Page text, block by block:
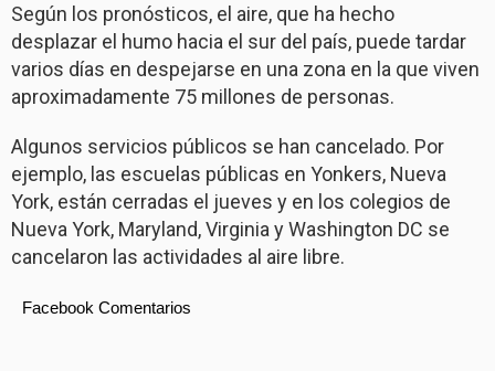
Según los pronósticos, el aire, que ha hecho
desplazar el humo hacia el sur del país, puede tardar
varios días en despejarse en una zona en la que viven
aproximadamente 75 millones de personas.
Algunos servicios públicos se han cancelado. Por
ejemplo, las escuelas públicas en Yonkers, Nueva
York, están cerradas el jueves y en los colegios de
Nueva York, Maryland, Virginia y Washington DC se
cancelaron las actividades al aire libre.
Facebook Comentarios